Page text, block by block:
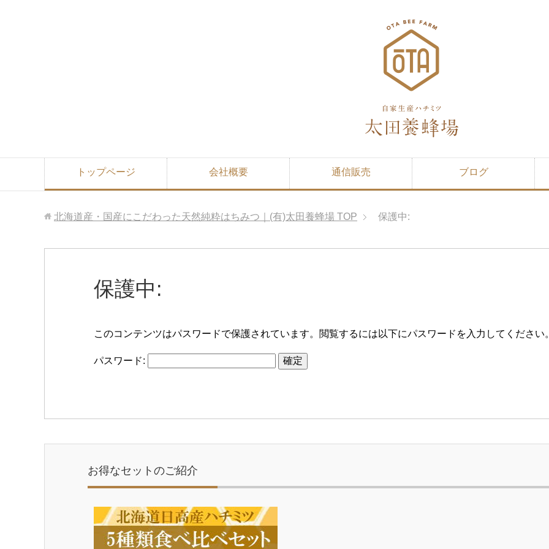
トップページ 会社概要 通信販売 ブログ
北海道産・国産にこだわった天然純粋はちみつ｜(有)太田養蜂場 TOP 保護中:
保護中:
このコンテンツはパスワードで保護されています。閲覧するには以下にパスワードを入力してください
パスワード:
お得なセットのご紹介